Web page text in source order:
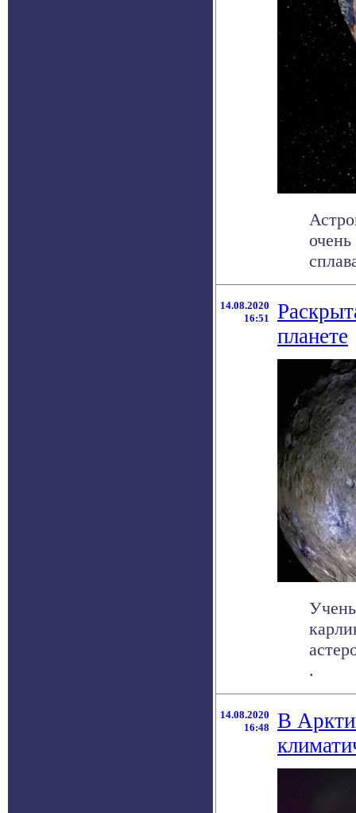
14.08.2020
16:51
планете
.
14.08.2020
16:48
В